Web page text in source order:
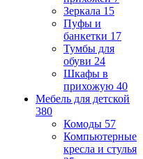
Зеркала 15
Пуфы и
банкетки 17
Тумбы для
обуви 24
Шкафы в
прихожую 40
Мебель для детской
380
Комоды 57
Компьютерные
кресла и стулья